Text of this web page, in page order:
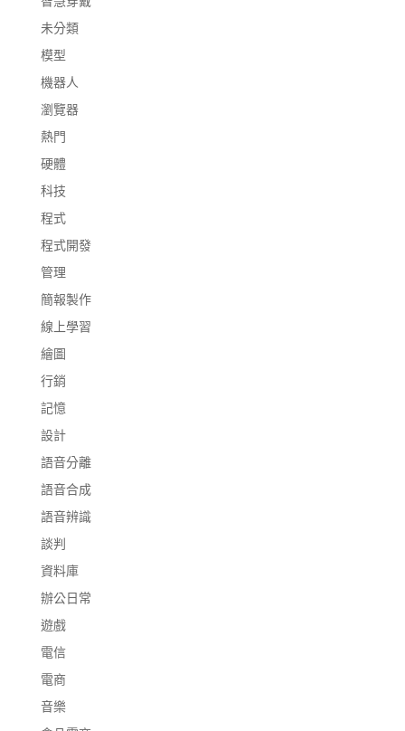
未分類
模型
機器人
瀏覽器
熱門
硬體
科技
程式
程式開發
管理
簡報製作
線上學習
繪圖
行銷
記憶
設計
語音分離
語音合成
語音辨識
談判
資料庫
辦公日常
遊戲
電信
電商
音樂